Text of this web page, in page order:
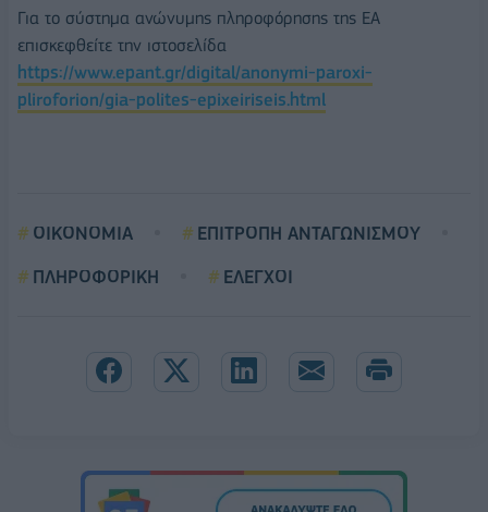
Για το σύστημα ανώνυμης πληροφόρησης της ΕΑ
επισκεφθείτε την ιστοσελίδα
https://www.epant.gr/digital/anonymi-paroxi-
pliroforion/gia-polites-epixeiriseis.html
ΟΙΚΟΝΟΜΙΑ
ΕΠΙΤΡΟΠΗ ΑΝΤΑΓΩΝΙΣΜΟΥ
ΠΛΗΡΟΦΟΡΙΚΗ
ΕΛΕΓΧΟΙ